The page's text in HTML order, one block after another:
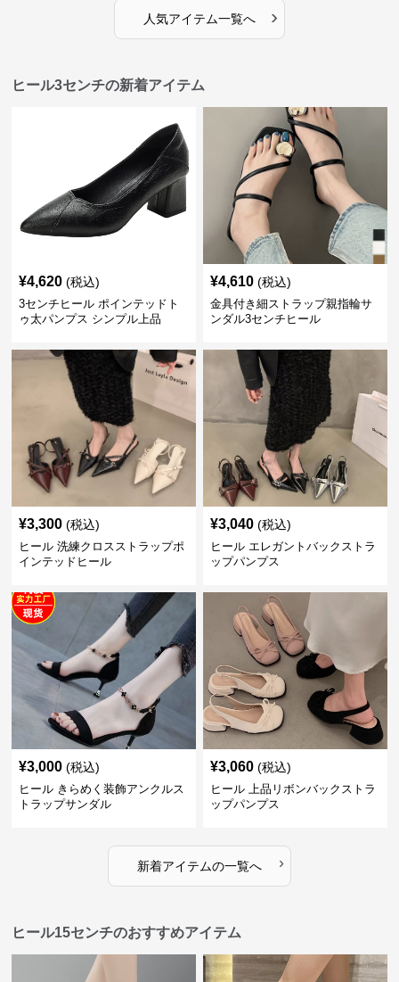
人気アイテム一覧へ ›
ヒール3センチの新着アイテム
¥4,620 (税込)
3センチヒール ポインテッドト
ゥ太パンプス シンプル上品
¥4,610 (税込)
金具付き細ストラップ親指輪サ
ンダル3センチヒール
¥3,300 (税込)
ヒール 洗練クロスストラップポ
インテッドヒール
¥3,040 (税込)
ヒール エレガントバックストラ
ップパンプス
¥3,000 (税込)
ヒール きらめく装飾アンクルス
トラップサンダル
¥3,060 (税込)
ヒール 上品リボンバックストラ
ップパンプス
新着アイテムの一覧へ ›
ヒール15センチのおすすめアイテム